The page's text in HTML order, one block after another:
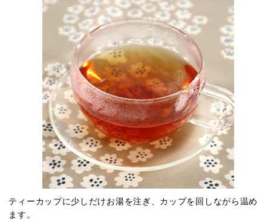
ティーカップに少しだけお湯を注ぎ、カップを回しながら温め
ます。